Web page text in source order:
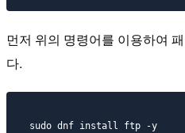
먼저 위의 명령어를 이용하여
다.
sudo dnf install ftp -y